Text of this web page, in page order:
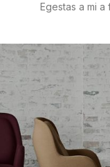
Egestas a mi a